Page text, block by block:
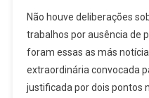
Não houve deliberações
trabalhos por ausência de
foram essas as más
extraordinária convocada
justificada por dois pontos